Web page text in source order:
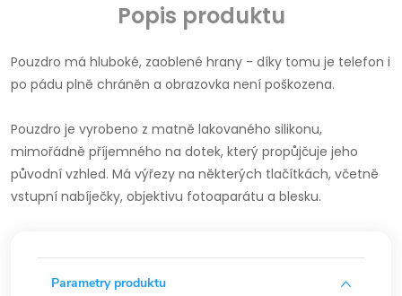
Popis produktu
Pouzdro má hluboké, zaoblené hrany - díky tomu je telefon i
po pádu plně chráněn a obrazovka není poškozena.
Pouzdro je vyrobeno z matně lakovaného silikonu,
mimořádně příjemného na dotek, který propůjčuje jeho
původní vzhled. Má výřezy na některých tlačítkách, včetně
vstupní nabíječky, objektivu fotoaparátu a blesku.
Parametry produktu